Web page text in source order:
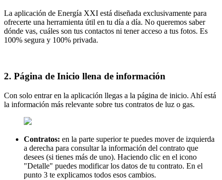
La aplicación de Energía XXI está diseñada exclusivamente para
ofrecerte una herramienta útil en tu día a día. No queremos saber
dónde vas, cuáles son tus contactos ni tener acceso a tus fotos. Es
100% segura y 100% privada.
2. Página de Inicio llena de información
Con solo entrar en la aplicación llegas a la página de inicio. Ahí está
la información más relevante sobre tus contratos de luz o gas.
Contratos: en la parte superior te puedes mover de izquierda
a derecha para consultar la información del contrato que
desees (si tienes más de uno). Haciendo clic en el icono
"Detalle" puedes modificar los datos de tu contrato. En el
punto 3 te explicamos todos esos cambios.